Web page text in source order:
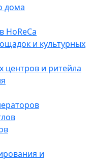
дома
HoReCa
и культурных
центров и ритейла
и